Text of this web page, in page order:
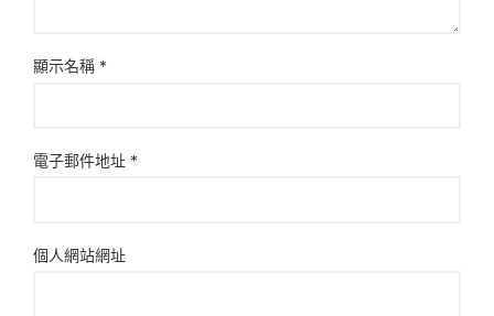
顯示名稱 *
電子郵件地址 *
個人網站網址